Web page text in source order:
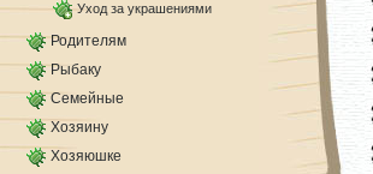
Уход за украшениями
Родителям
Рыбаку
Семейные
Хозяину
Хозяюшке